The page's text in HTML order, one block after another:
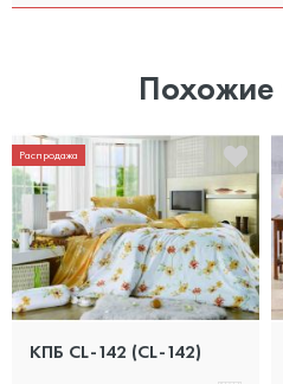
Похожие
Распродажа
КПБ CL-142 (CL-142)